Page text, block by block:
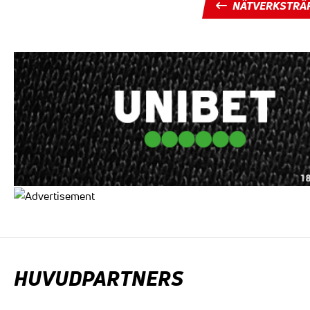
HUVUDPARTNERS